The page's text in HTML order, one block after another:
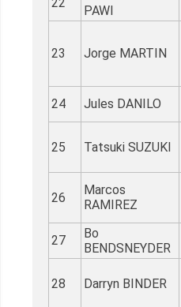
PAWI
23 Jorge MARTIN
24 Jules DANILO
25 Tatsuki SUZUKI
26
Marcos
RAMIREZ
27
Bo
BENDSNEYDER
28 Darryn BINDER